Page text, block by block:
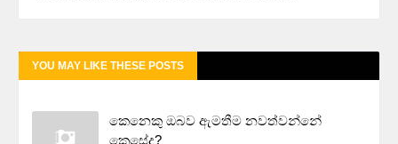
YOU MAY LIKE THESE POSTS
කෙනෙකු ඔබව ඇමතීම නවත්වන්නේ
කෙසේද?